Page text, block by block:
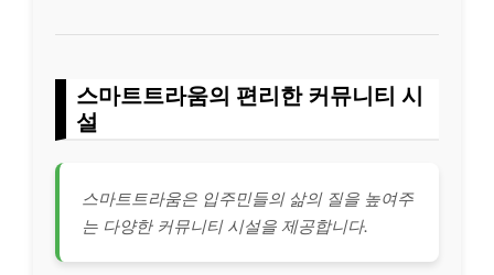
스마트트라움의 편리한 커뮤니티 시
설
스마트트라움은 입주민들의 삶의 질을 높여주
는 다양한 커뮤니티 시설을 제공합니다.